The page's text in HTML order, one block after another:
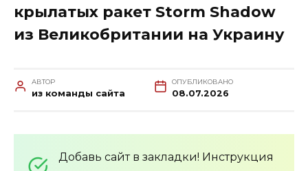
крылатых ракет Storm Shadow
из Великобритании на Украину
АВТОР
из команды сайта
ОПУБЛИКОВАНО
08.07.2026
Добавь сайт в закладки! Инструкция